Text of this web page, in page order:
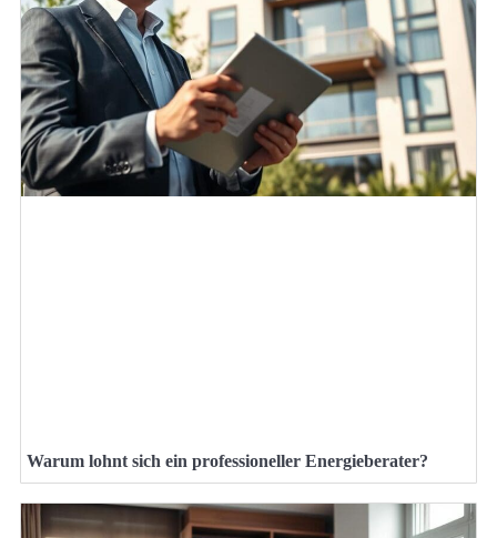
Warum lohnt sich ein professioneller Energieberater?